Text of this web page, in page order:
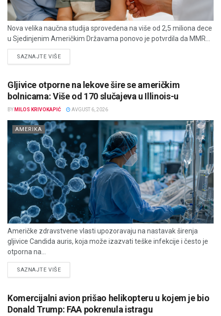
Nova velika naučna studija sprovedena na više od 2,5 miliona dece
u Sjedinjenim Američkim Državama ponovo je potvrdila da MMR...
SAZNAJTE VIŠEDETAILS
Gljivice otporne na lekove šire se američkim
bolnicama: Više od 170 slučajeva u Illinois-u
BY MILOS KRIVOKAPIĆ AVGUST 6, 2026
AMERIKA
Američke zdravstvene vlasti upozoravaju na nastavak širenja
gljivice Candida auris, koja može izazvati teške infekcije i često je
otporna na...
SAZNAJTE VIŠEDETAILS
Komercijalni avion prišao helikopteru u kojem je bio
Donald Trump: FAA pokrenula istragu